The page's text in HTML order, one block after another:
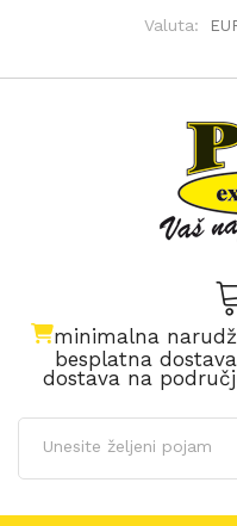
Valuta:
minimalna
besplatna
dostava na